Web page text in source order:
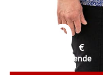
50 €
Einmalige Spende